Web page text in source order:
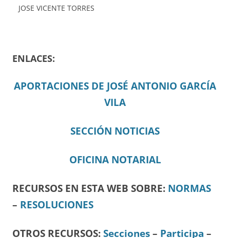
JOSE VICENTE TORRES
ENLACES:
APORTACIONES DE JOSÉ ANTONIO GARCÍA
VILA
SECCIÓN NOTICIAS
OFICINA NOTARIAL
RECURSOS EN ESTA WEB SOBRE: NORMAS
– RESOLUCIONES
OTROS RECURSOS: Secciones – Participa –